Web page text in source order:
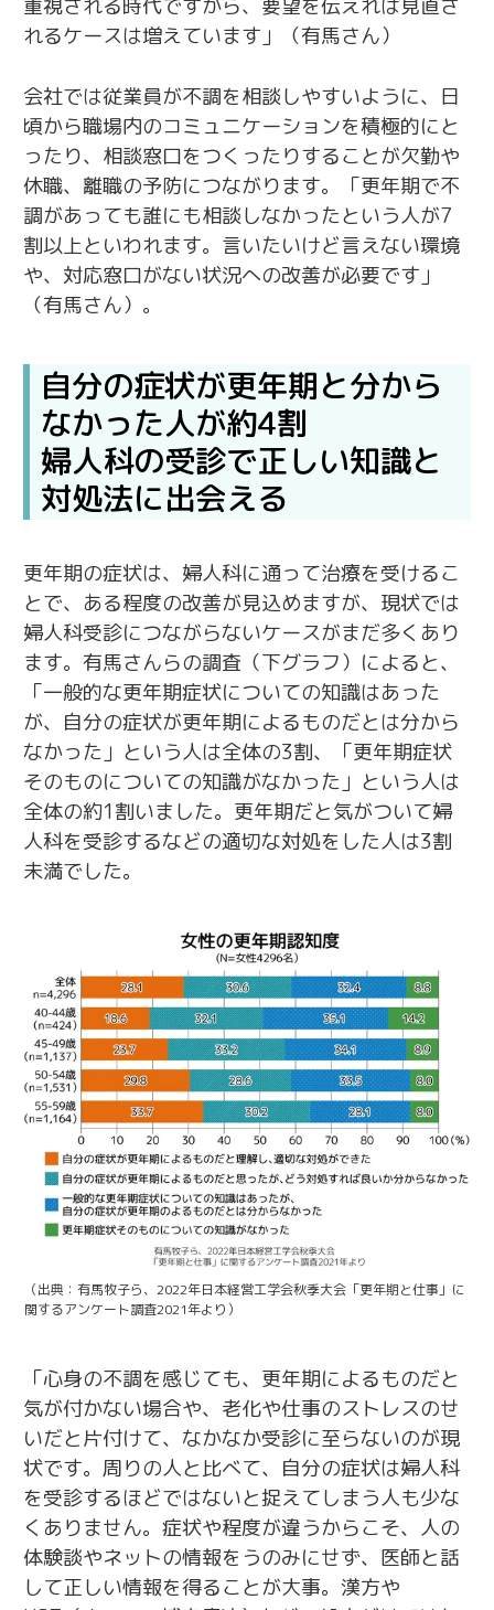
重視される時代ですから、要望を伝えれば見直さ
れるケースは増えています」（有馬さん）
会社では従業員が不調を相談しやすいように、日
頃から職場内のコミュニケーションを積極的にと
ったり、相談窓口をつくったりすることが欠勤や
休職、離職の予防につながります。「更年期で不
調があっても誰にも相談しなかったという人が7
割以上といわれます。言いたいけど言えない環境
や、対応窓口がない状況への改善が必要です」
（有馬さん）。
自分の症状が更年期と分から
なかった人が約4割
婦人科の受診で正しい知識と
対処法に出会える
更年期の症状は、婦人科に通って治療を受けるこ
とで、ある程度の改善が見込めますが、現状では
婦人科受診につながらないケースがまだ多くあり
ます。有馬さんらの調査（下グラフ）によると、
「一般的な更年期症状についての知識はあった
が、自分の症状が更年期によるものだとは分から
なかった」という人は全体の3割、「更年期症状
そのものについての知識がなかった」という人は
全体の約1割いました。更年期だと気がついて婦
人科を受診するなどの適切な対処をした人は3割
未満でした。
（出典：有馬牧子ら、2022年日本経営工学会秋季大会「更年期と仕事」に
関するアンケート調査2021年より）
「心身の不調を感じても、更年期によるものだと
気が付かない場合や、老化や仕事のストレスのせ
いだと片付けて、なかなか受診に至らないのが現
状です。周りの人と比べて、自分の症状は婦人科
を受診するほどではないと捉えてしまう人も少な
くありません。症状や程度が違うからこそ、人の
体験談やネットの情報をうのみにせず、医師と話
して正しい情報を得ることが大事。漢方や